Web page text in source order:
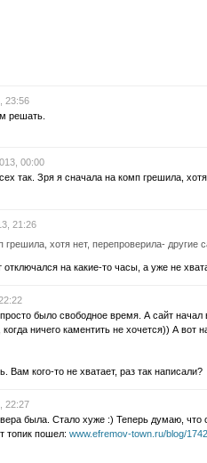
23:56
решать.
00:00
так. Зря я сначала на комп грешила,
21:26
хотя нет, перепроверила- другие
на какие-то часы, а уже не
было свободное время. А сайт начал
когда ничего каментить не хочется)) А вот
Вам кого-то не хватает, раз так написали?
22:27
была. Стало хуже :) Теперь думаю, что
топик пошел: www.efremov-town.ru/blog/